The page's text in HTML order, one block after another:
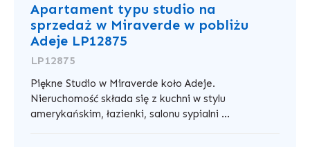
Apartament typu studio na
sprzedaż w Miraverde w pobliżu
Adeje LP12875
LP12875
Piękne Studio w Miraverde koło Adeje.
Nieruchomość składa się z kuchni w stylu
amerykańskim, łazienki, salonu sypialni ...